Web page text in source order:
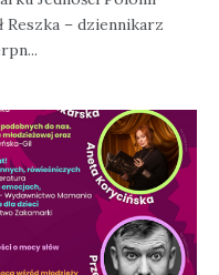
30 sierpn...